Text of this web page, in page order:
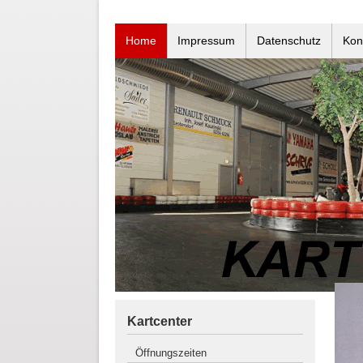
Home Impressum Datenschutz
Kartcenter
Öffnungszeiten